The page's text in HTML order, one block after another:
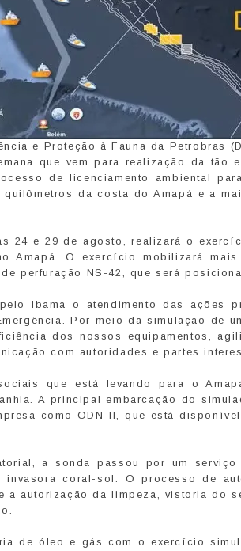
e Proteção à Fauna da Petrobras
que vem para realização da tão
de licenciamento ambiental
da costa do Amapá e a
24 e 29 de agosto, realizará o
Amapá. O exercício mobilizará
perfuração NS-42, que será
Ibama o atendimento das ações
Por meio da simulação de
dos nossos equipamentos,
com autoridades e partes
que está levando para o
A principal embarcação do
como ODN-II, que está
a sonda passou por um
invasora coral-sol. O processo de
autorização da limpeza, vistoria do
de óleo e gás com o exercício